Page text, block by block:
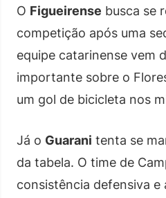
O Figueirense busca se
competição após uma
equipe catarinense vem
importante sobre o
um gol de bicicleta nos
Já o Guarani tenta se
da tabela. O time de
consistência defensiva e